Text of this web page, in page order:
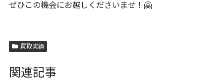
ぜひこの機会にお越しくださいませ！🤗
買取実績
関連記事